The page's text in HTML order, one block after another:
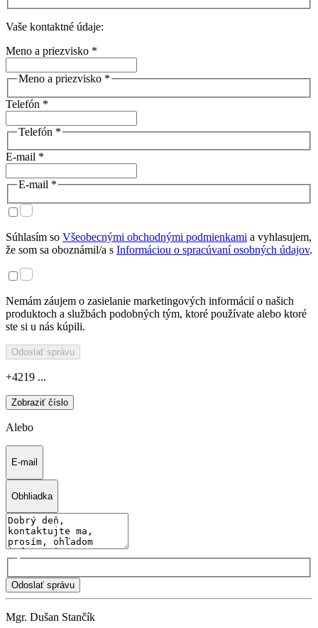
Vaše kontaktné údaje:
Meno a priezvisko *
Meno a priezvisko *
Telefón *
Telefón *
E-mail *
E-mail *
Súhlasím so Všeobecnými obchodnými podmienkami a vyhlasujem,
že som sa oboznámil/a s Informáciou o spracúvaní osobných údajov.
Nemám záujem o zasielanie marketingových informácií o našich
produktoch a službách podobných tým, ktoré používate alebo ktoré
ste si u nás kúpili.
Odoslať správu
+4219 ...
Zobraziť číslo
Alebo
E-mail
Obhliadka
Odoslať správu
Mgr. Dušan Stančík